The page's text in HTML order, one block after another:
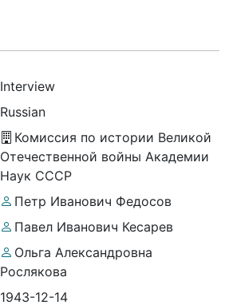
Interview
Russian
Комиссия по истории Великой
Отечественной войны Академии
Наук СССР
Петр Иванович Федосов
Павел Иванович Кесарев
Ольга Александровна
Рослякова
1943-12-14